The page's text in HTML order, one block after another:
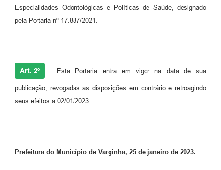
Especialidades Odontológicas e Políticas de Saúde, designado
pela Portaria nº 17.887/2021.
Art. 2º Esta Portaria entra em vigor na data de sua
publicação, revogadas as disposições em contrário e retroagindo
seus efeitos a 02/01/2023.
Prefeitura do Município de Varginha, 25 de janeiro de 2023.